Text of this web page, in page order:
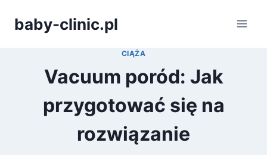
baby-clinic.pl
CIĄŻA
Vacuum poród: Jak
przygotować się na
rozwiązanie